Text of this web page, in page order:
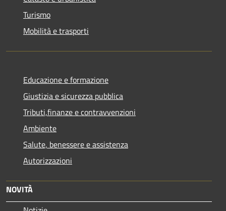
Turismo
Mobilità e trasporti
Educazione e formazione
Giustizia e sicurezza pubblica
Tributi,finanze e contravvenzioni
Ambiente
Salute, benessere e assistenza
Autorizzazioni
NOVITÀ